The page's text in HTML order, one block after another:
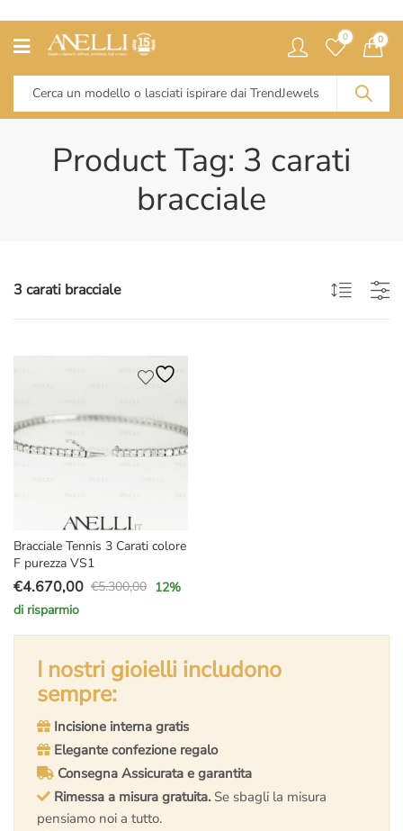
0 0
Product Tag: 3 carati
bracciale
3 carati bracciale
Bracciale Tennis 3 Carati colore
F purezza VS1
€5.300,00
Il
prezzo
originale
€5.300,00.
€4.670,00
Il
prezzo
attuale
€4.670,00.
12%
di risparmio
I nostri gioielli includono
sempre:
Incisione interna gratis
Elegante confezione regalo
Consegna Assicurata e garantita
Rimessa a misura gratuita. Se sbagli la misura
pensiamo noi a tutto.